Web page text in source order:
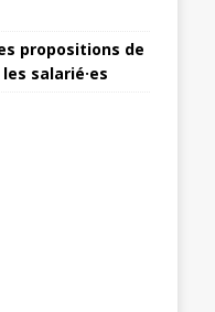
propositions de
salarié·es